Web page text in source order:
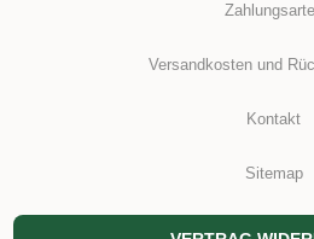
Versandkosten und
Kontakt
Sitemap